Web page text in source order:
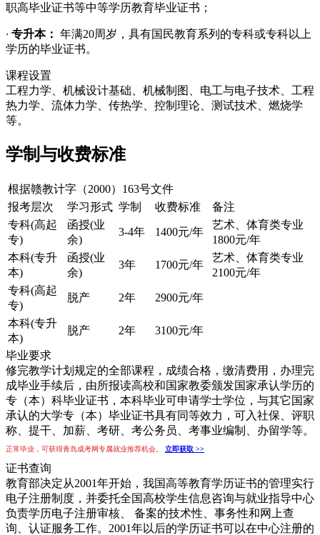
职高毕业证书等中等学历教育毕业证书；
· 专升本： 年满20周岁，具有国民教育系列的专科或专科以上
学历的毕业证书。
课程设置
工程力学、机械设计基础、机械制图、电工与电子技术、工程
热力学、流体力学、传热学、控制理论、测试技术、燃烧学
等。
学制与收费标准
根据赣教计字（2000）163号文件
报考层次
学习形式 学制 收费标准
备注
专科(高起
专)
函授(业
余)
3-4年 1400元/年
艺术、体育类专业
1800元/年
本科(专升
本)
函授(业
余)
3年 1700元/年
艺术、体育类专业
2100元/年
专科(高起
专)
脱产 2年 2900元/年
本科(专升
本)
脱产 2年 3100元/年
毕业要求
修完教学计划规定的全部课程，成绩合格，缴清费用，办理完
成毕业手续后，由所报读高校和国家教委颁发国家承认学历的
专（本）科毕业证书，本科毕业可申请学士学位，与其它国家
承认的大学专（本）毕业证书具有同等效力，可入社保、评职
称、提干、加薪、考研、考公务员、考事业编制、办留学等。
正常毕业，可获得青岛成考网专属就业推荐机会。 立即获取 >>
证书查询
教育部决定从2001年开始，我国高等教育学历证书的管理实行
电子注册制度，并委托全国高校学生信息咨询与就业指导中心
负责学历电子注册审核、 备案的技术性、事务性和网上查
询、认证服务工作。2001年以后的学历证书可以在中心注册的